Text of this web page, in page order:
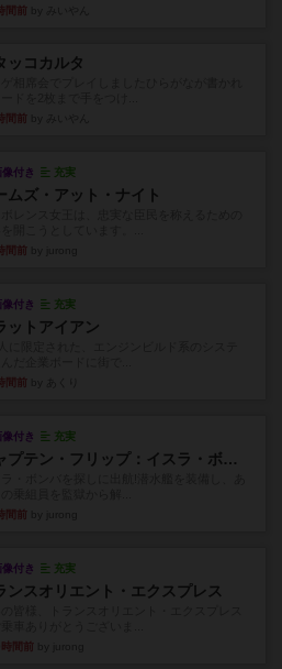
間前
ッコカルタ
間前
像付き 充実
ムズ・アット・ナイト
間前
像付き 充実
ットアイアン
間前
像付き 充実
キャプテン・フリップ：イスラ・ボンバ
間前
像付き 充実
ンスオリエント・エクスプレス
間前